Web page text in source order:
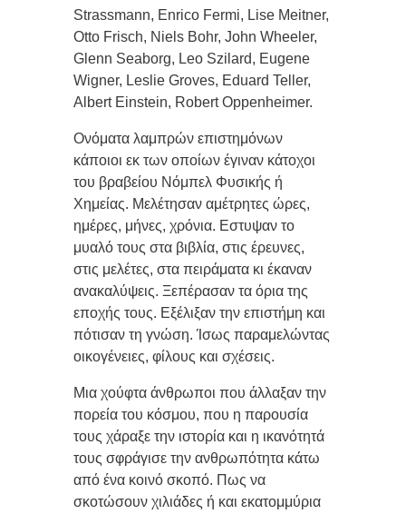
Strassmann, Enrico Fermi, Lise Meitner,
Otto Frisch, Niels Bohr, John Wheeler,
Glenn Seaborg, Leo Szilard, Eugene
Wigner, Leslie Groves, Eduard Teller,
Albert Einstein, Robert Oppenheimer.
Ονόματα λαμπρών επιστημόνων
κάποιοι εκ των οποίων έγιναν κάτοχοι
του βραβείου Νόμπελ Φυσικής ή
Χημείας. Μελέτησαν αμέτρητες ώρες,
ημέρες, μήνες, χρόνια. Εστυψαν το
μυαλό τους στα βιβλία, στις έρευνες,
στις μελέτες, στα πειράματα κι έκαναν
ανακαλύψεις. Ξεπέρασαν τα όρια της
εποχής τους. Εξέλιξαν την επιστήμη και
πότισαν τη γνώση. Ίσως παραμελώντας
οικογένειες, φίλους και σχέσεις.
Μια χούφτα άνθρωποι που άλλαξαν την
πορεία του κόσμου, που η παρουσία
τους χάραξε την ιστορία και η ικανότητά
τους σφράγισε την ανθρωπότητα κάτω
από ένα κοινό σκοπό. Πως να
σκοτώσουν χιλιάδες ή και εκατομμύρια